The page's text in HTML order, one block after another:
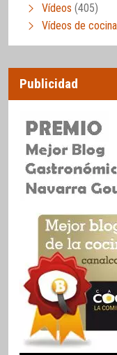
Vídeos (405)
Vídeos de cocina
Publicidad